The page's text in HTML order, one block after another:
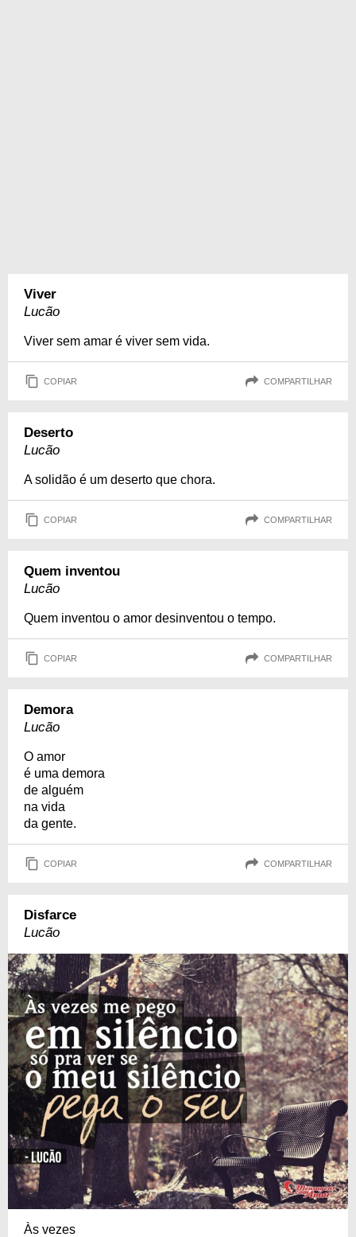
Viver
Lucão
Viver sem amar é viver sem vida.
COPIAR COMPARTILHAR
Deserto
Lucão
A solidão é um deserto que chora.
COPIAR COMPARTILHAR
Quem inventou
Lucão
Quem inventou o amor desinventou o tempo.
COPIAR COMPARTILHAR
Demora
Lucão
O amor
é uma demora
de alguém
na vida
da gente.
COPIAR COMPARTILHAR
Disfarce
Lucão
Às vezes